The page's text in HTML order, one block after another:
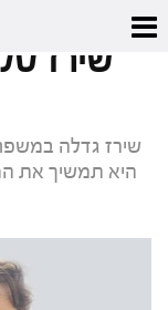
דף הבית
שירז
שירז גדלה
היא תמשיך את